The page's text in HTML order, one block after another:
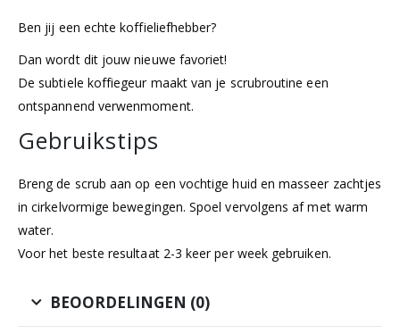
Ben jij een echte koffieliefhebber?
Dan wordt dit jouw nieuwe favoriet!
De subtiele koffiegeur maakt van je scrubroutine een
ontspannend verwenmoment.
Gebruikstips
Breng de scrub aan op een vochtige huid en masseer zachtjes
in cirkelvormige bewegingen. Spoel vervolgens af met warm
water.
Voor het beste resultaat 2-3 keer per week gebruiken.
BEOORDELINGEN (0)